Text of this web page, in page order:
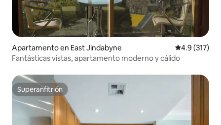
Apartamento en East Jindabyne Calificación
4.9 (317)
Fantásticas vistas, apartamento moderno y cálido
Superanfitrión
Superanfitrión